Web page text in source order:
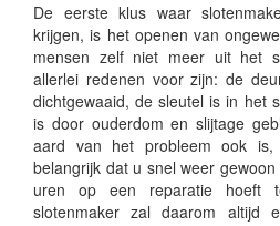
De eerste klus waar
krijgen, is het openen van
mensen zelf niet meer uit het
allerlei redenen voor zijn: de
dichtgewaaid, de sleutel is in het
is door ouderdom en slijtage
aard van het probleem ook
belangrijk dat u snel weer
uren op een reparatie hoeft
slotenmaker zal daarom altijd